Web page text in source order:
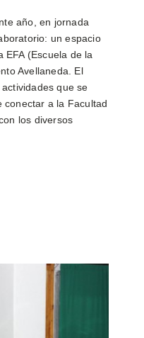
año, en jornada
un espacio
EFA (Escuela de la
Avellaneda. El
que se
conectar a la Facultad
los diversos